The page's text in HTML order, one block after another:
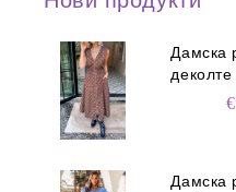
Дамска
Дамска